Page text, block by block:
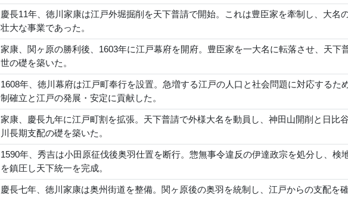
慶長11年、徳川家康は江戸外堀掘削を天下普請で開始。これは豊臣家を牽制し、大
壮大な事業であった。
家康、関ヶ原の勝利後、1603年に江戸幕府を開府。豊臣家を一大名に転落させ、天
世の礎を築いた。
1608年、徳川幕府は江戸町奉行を設置。急増する江戸の人口と社会問題に対応する
制確立と江戸の発展・安定に貢献した。
家康、慶長九年に江戸町割を拡張。天下普請で外様大名を動員し、神田山開削と日比
川長期支配の礎を築いた。
1590年、秀吉は小田原征伐後奥羽仕置を断行。惣無事令違反の伊達政宗を処分し、
を鎮圧し天下統一を完成。
慶長七年、徳川家康は奥州街道を整備。関ヶ原後の奥羽を統制し、江戸からの支配